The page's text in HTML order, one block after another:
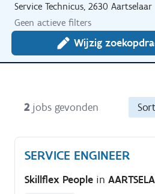
Service Technicus, 2630 Aartselaar
Geen actieve filters
Wijzig
2 jobs gevonden
SERVICE ENGINEER
Skillflex People in